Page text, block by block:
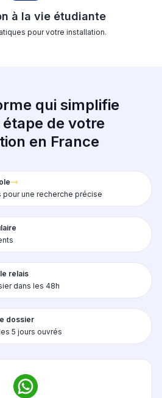
à la vie étudiante
pour votre installation.
qui simplifie
de votre
en France
une recherche précise
relais
dans les 48h
dossier
5 jours ouvrés